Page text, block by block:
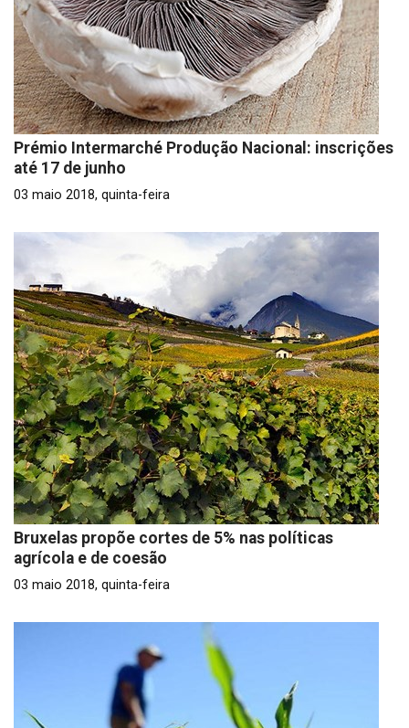
Prémio Intermarché Produção Nacional: inscrições
até 17 de junho
03 maio 2018, quinta-feira
Bruxelas propõe cortes de 5% nas políticas
agrícola e de coesão
03 maio 2018, quinta-feira